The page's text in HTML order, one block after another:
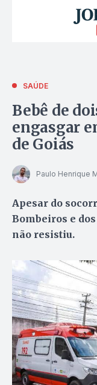
SAÚDE
Bebê de
engasgar
de Goiás
Paulo Henrique
Apesar do
Bombeiros e
não resistiu.